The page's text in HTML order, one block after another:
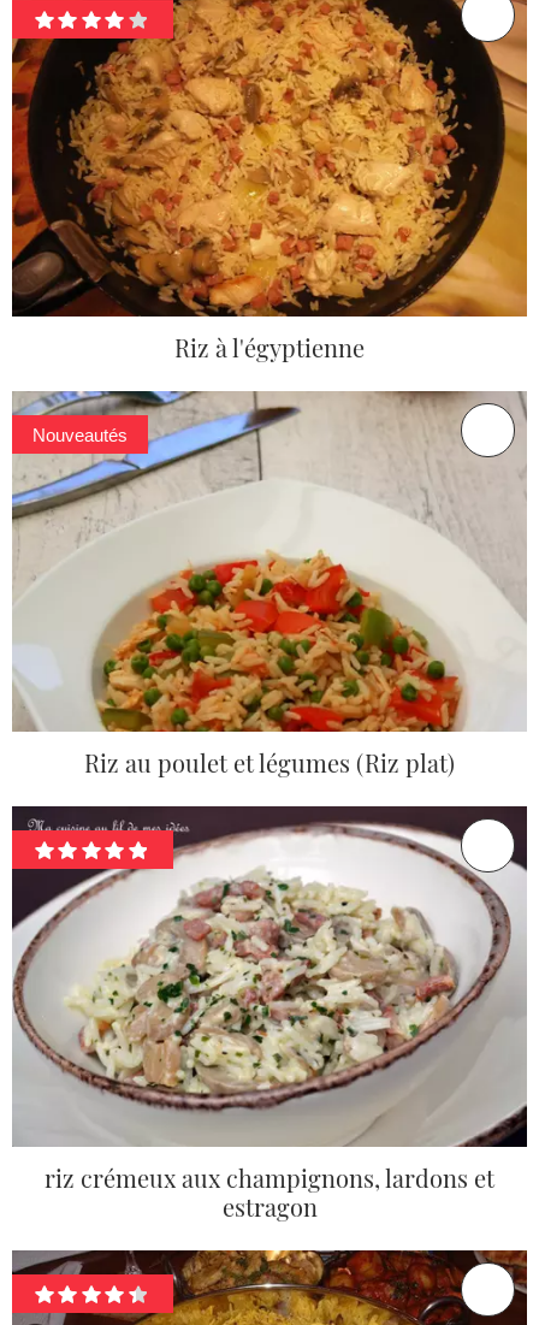
Riz à l'égyptienne
Nouveautés
Riz au poulet et légumes (Riz plat)
riz crémeux aux champignons, lardons et
estragon